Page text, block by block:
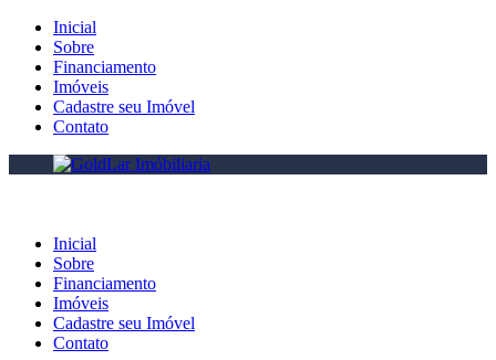
Inicial
Sobre
Financiamento
Imóveis
Cadastre seu Imóvel
Contato
Inicial
Sobre
Financiamento
Imóveis
Cadastre seu Imóvel
Contato